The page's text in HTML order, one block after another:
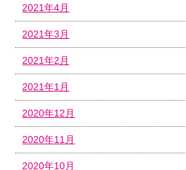
2021年4月
2021年3月
2021年2月
2021年1月
2020年12月
2020年11月
2020年10月